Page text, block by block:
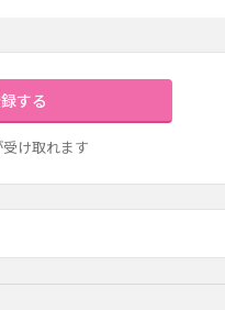
する
け取れます